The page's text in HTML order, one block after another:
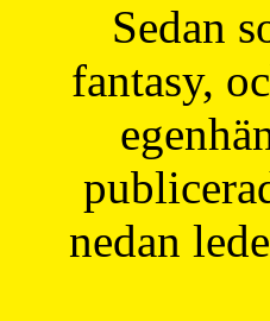
Sedan
fantasy,
nedan